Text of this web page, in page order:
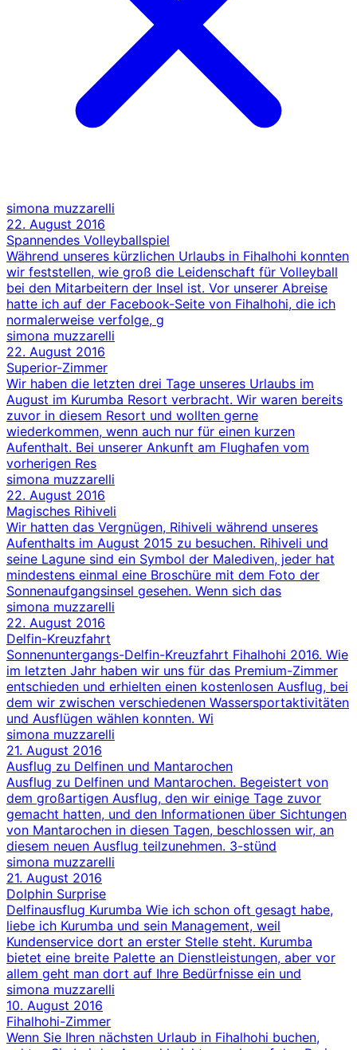
simona muzzarelli
22. August 2016
Spannendes Volleyballspiel
Während unseres kürzlichen Urlaubs in Fihalhohi konnten
wir feststellen, wie groß die Leidenschaft für Volleyball
bei den Mitarbeitern der Insel ist. Vor unserer Abreise
hatte ich auf der Facebook-Seite von Fihalhohi, die ich
normalerweise verfolge, g
simona muzzarelli
22. August 2016
Superior-Zimmer
Wir haben die letzten drei Tage unseres Urlaubs im
August im Kurumba Resort verbracht. Wir waren bereits
zuvor in diesem Resort und wollten gerne
wiederkommen, wenn auch nur für einen kurzen
Aufenthalt. Bei unserer Ankunft am Flughafen vom
vorherigen Res
simona muzzarelli
22. August 2016
Magisches Rihiveli
Wir hatten das Vergnügen, Rihiveli während unseres
Aufenthalts im August 2015 zu besuchen. Rihiveli und
seine Lagune sind ein Symbol der Malediven, jeder hat
mindestens einmal eine Broschüre mit dem Foto der
Sonnenaufgangsinsel gesehen. Wenn sich das
simona muzzarelli
22. August 2016
Delfin-Kreuzfahrt
Sonnenuntergangs-Delfin-Kreuzfahrt Fihalhohi 2016. Wie
im letzten Jahr haben wir uns für das Premium-Zimmer
entschieden und erhielten einen kostenlosen Ausflug, bei
dem wir zwischen verschiedenen Wassersportaktivitäten
und Ausflügen wählen konnten. Wi
simona muzzarelli
21. August 2016
Ausflug zu Delfinen und Mantarochen
Ausflug zu Delfinen und Mantarochen. Begeistert von
dem großartigen Ausflug, den wir einige Tage zuvor
gemacht hatten, und den Informationen über Sichtungen
von Mantarochen in diesen Tagen, beschlossen wir, an
diesem neuen Ausflug teilzunehmen. 3-stünd
simona muzzarelli
21. August 2016
Dolphin Surprise
Delfinausflug Kurumba Wie ich schon oft gesagt habe,
liebe ich Kurumba und sein Management, weil
Kundenservice dort an erster Stelle steht. Kurumba
bietet eine breite Palette an Dienstleistungen, aber vor
allem geht man dort auf Ihre Bedürfnisse ein und
simona muzzarelli
10. August 2016
Fihalhohi-Zimmer
Wenn Sie Ihren nächsten Urlaub in Fihalhohi buchen,